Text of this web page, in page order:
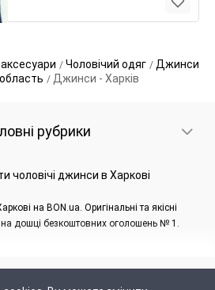
Чоловічий одяг
Джинси
Джинси - Харків
рубрики
чоловічі джинси в Харкові
на BON.ua. Оригінальні та якісні
дошці безкоштовних оголошень № 1.